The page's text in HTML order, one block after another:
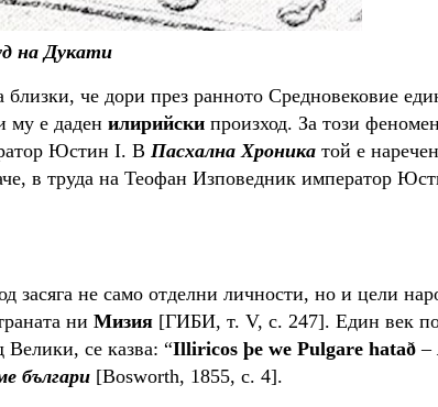
на Дукати
близки, че дори през ранното Средновековие
му е даден илирийски произход. За този
Юстин I. В Пасхална Хроника той е
в труда на Теофан Изповедник император
засяга не само отделни личности, но и цели
ни Мизия [ГИБИ, т. V, с. 247]. Един век
Велики, се казва: “Illiricos þe we Pulgare hatað –
българи [Bosworth, 1855, c. 4].